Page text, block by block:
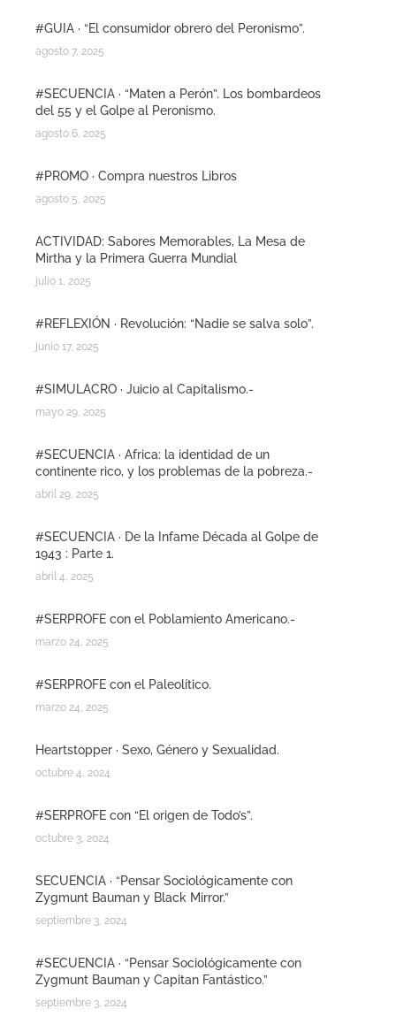
#GUIA · “El consumidor obrero del Peronismo”.
agosto 7, 2025
#SECUENCIA · “Maten a Perón”. Los bombardeos
del 55 y el Golpe al Peronismo.
agosto 6, 2025
#PROMO · Compra nuestros Libros
agosto 5, 2025
ACTIVIDAD: Sabores Memorables, La Mesa de
Mirtha y la Primera Guerra Mundial
julio 1, 2025
#REFLEXIÓN · Revolución: “Nadie se salva solo”.
junio 17, 2025
#SIMULACRO · Juicio al Capitalismo.-
mayo 29, 2025
#SECUENCIA · Africa: la identidad de un
continente rico, y los problemas de la pobreza.-
abril 29, 2025
#SECUENCIA · De la Infame Década al Golpe de
1943 : Parte 1.
abril 4, 2025
#SERPROFE con el Poblamiento Americano.-
marzo 24, 2025
#SERPROFE con el Paleolítico.
marzo 24, 2025
Heartstopper · Sexo, Género y Sexualidad.
octubre 4, 2024
#SERPROFE con “El origen de Todo’s”.
octubre 3, 2024
SECUENCIA · “Pensar Sociológicamente con
Zygmunt Bauman y Black Mirror.”
septiembre 3, 2024
#SECUENCIA · “Pensar Sociológicamente con
Zygmunt Bauman y Capitan Fantástico.”
septiembre 3, 2024